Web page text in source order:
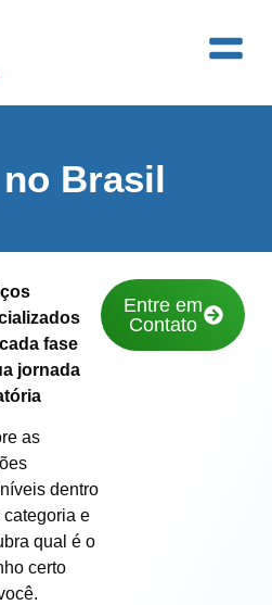
Brasil
fase
jornada
as
dentro
categoria e
qual é o
certo
Entre em
Contato